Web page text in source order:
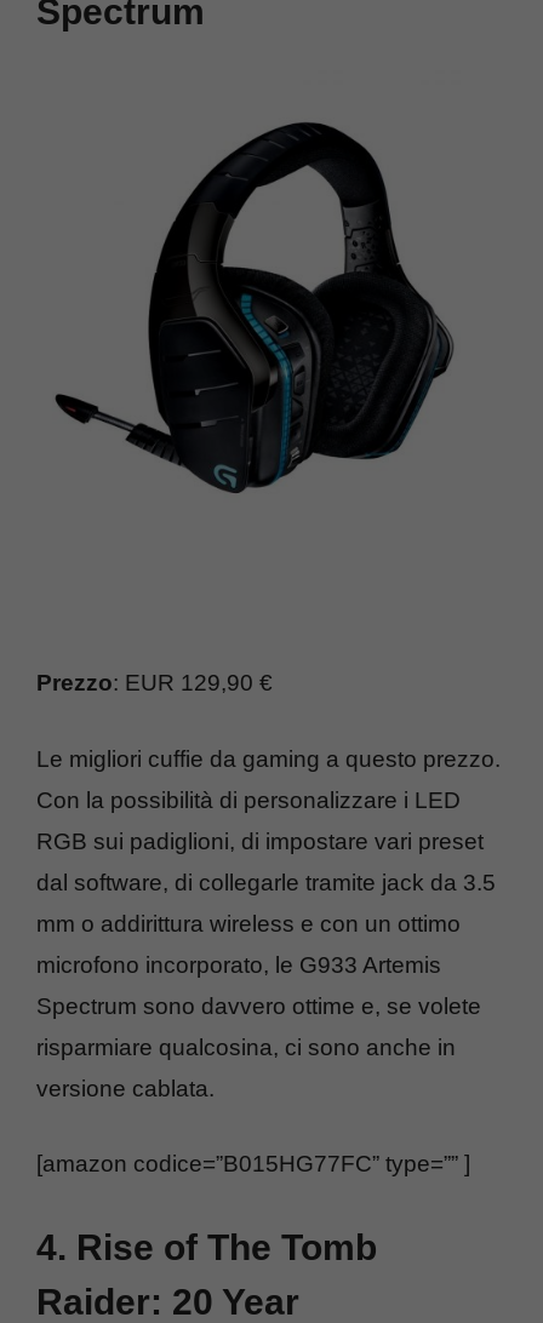
Spectrum
Prezzo: EUR 129,90 €
Le migliori cuffie da gaming a questo prezzo.
Con la possibilità di personalizzare i LED
RGB sui padiglioni, di impostare vari preset
dal software, di collegarle tramite jack da 3.5
mm o addirittura wireless e con un ottimo
microfono incorporato, le G933 Artemis
Spectrum sono davvero ottime e, se volete
risparmiare qualcosina, ci sono anche in
versione cablata.
[amazon codice=”B015HG77FC” type=”” ]
4. Rise of The Tomb
Raider: 20 Year